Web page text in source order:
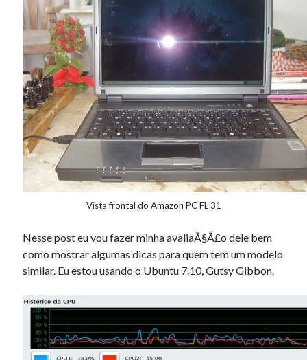
Douglas Adams on the English–American cultural divide over “heroes”
Drawing: chibi in 2 heads proportion
a page that downloads itself
misery loves company
3 keys and knob keyboard
Jacques Cousteau and his crew in a submersible during the Conshelf II
Expedition in the Red Sea, 1963
Vista frontal do Amazon PC FL 31
Nesse post eu vou fazer minha avaliaÃ§Ã£o dele bem
como mostrar algumas dicas para quem tem um modelo
similar. Eu estou usando o Ubuntu 7.10, Gutsy Gibbon.